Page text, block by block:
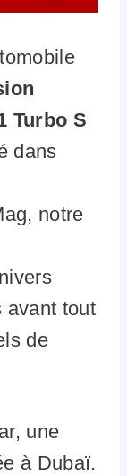
Turbo S
dans
notre
avant tout
de
une
à Dubaï.